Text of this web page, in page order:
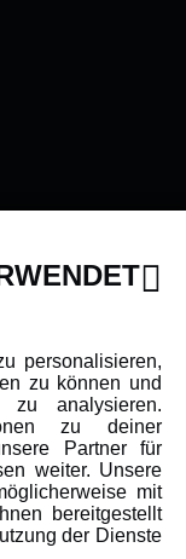
personalisieren,
zu können und
analysieren.
zu deiner
Partner für
weiter. Unsere
mit
bereitgestellt
der Dienste